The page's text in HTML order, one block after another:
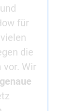
für
die
vor. Wir